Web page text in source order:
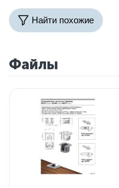
Найти похожие
Файлы